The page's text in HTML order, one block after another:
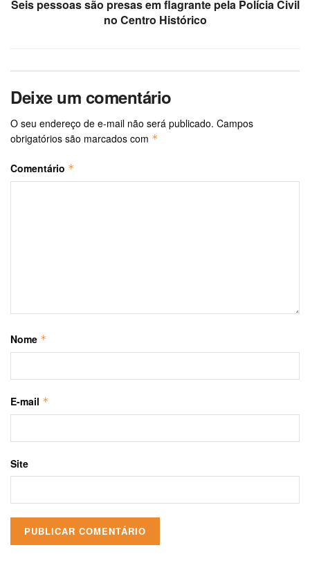
Seis pessoas são presas em flagrante pela Polícia Civil
no Centro Histórico
Deixe um comentário
O seu endereço de e-mail não será publicado. Campos
obrigatórios são marcados com *
Comentário *
Nome *
E-mail *
Site